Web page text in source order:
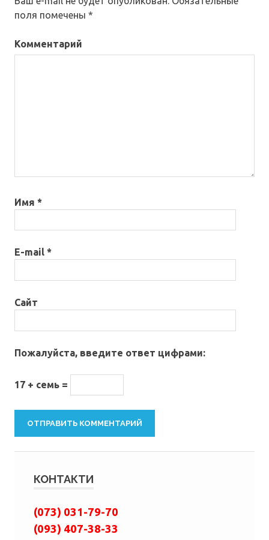
поля помечены *
Комментарий
Имя *
E-mail *
Сайт
Пожалуйста, введите ответ цифрами:
17 + семь =
КОНТАКТИ
(073) 031-79-70
(093) 407-38-33